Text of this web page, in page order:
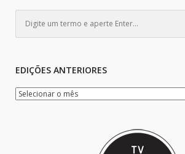
EDIÇÕES ANTERIORES